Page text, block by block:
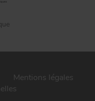
Mentions légales